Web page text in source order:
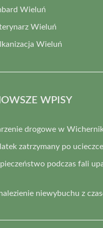
Wieluń
Wieluń
Wieluń
WPISY
drogowe w
zatrzymany po
podczas fali
niewybuchu z